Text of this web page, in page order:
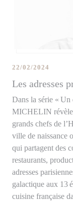
Les adresses
22/02/2024
Dans la série «
MICHELIN révèle
grands chefs de
ville de naissance
qui partagent des
restaurants,
adresses
galactique aux 13
cuisine française